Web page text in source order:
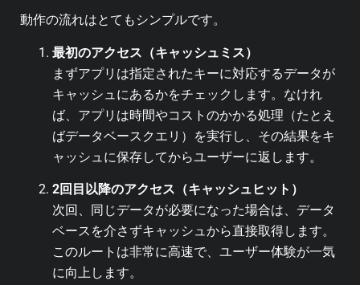
動作の流れはとてもシンプルです。
最初のアクセス（キャッシュミス）
まずアプリは指定されたキーに対応するデータが
キャッシュにあるかをチェックします。なけれ
ば、アプリは時間やコストのかかる処理（たとえ
ばデータベースクエリ）を実行し、その結果をキ
ャッシュに保存してからユーザーに返します。
2回目以降のアクセス（キャッシュヒット）
次回、同じデータが必要になった場合は、データ
ベースを介さずキャッシュから直接取得します。
このルートは非常に高速で、ユーザー体験が一気
に向上します。